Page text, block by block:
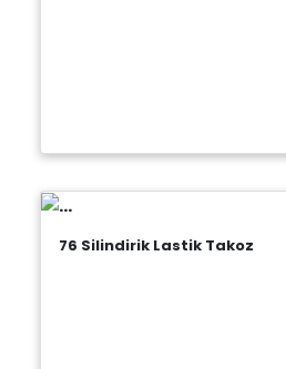
76 Silindirik Lastik Takoz